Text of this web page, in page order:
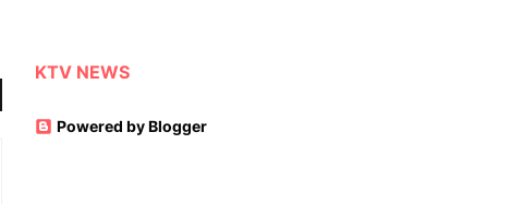
KTV NEWS
Powered by Blogger